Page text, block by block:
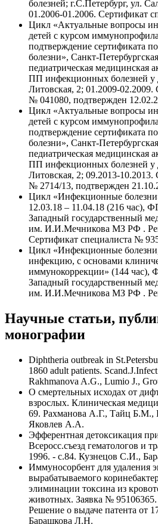
болезней; г.С.Петербург, ул.
01.2006-01.2006. Сертификат
Цикл «Актуальные вопросы
детей с курсом
подтверждение сертификата
болезни», Санкт-
педиатрическая медицинская
ПП инфекционных болезней у
Литовская, 2; 01.2009-02.2009.
№ 041080, подтвержден
Цикл «Актуальные вопросы
детей с курсом
подтверждение сертификата
болезни», Санкт-
педиатрическая медицинская
ПП инфекционных болезней у
Литовская, 2; 09.2013-10.2013.
№ 2714/13, подтвержден
Цикл «Инфекционные
12.03.18 – 11.04.18 (216 час),
Западный государственный
им. И.И.Мечникова МЗ РФ .
Сертификат специалиста №
Цикл «Инфекционные
инфекцию, с основами
иммунокоррекции» (144 час),
Западный государственный
им. И.И.Мечникова МЗ РФ .
Научные статьи,
монографии
Diphtheria outbreak in
1860 adult patients.
Rakhmanova A.G., Lumio J.,
О смертельных исходах от
взрослых. Клиническая
69. Рахманова А.Г., Тайц
Яковлев А.А.
Эфферентная детоксикация
Всеросс.съезд гематологов и
1996. - с.84. Кузнецов С.И.,
Иммуносорбент для удаления
вырабатываемого
элиминации токсина из
животных. Заявка №
Решение о выдаче патента от
Барашкова Л.Н.